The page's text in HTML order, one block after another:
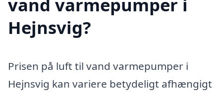
vand varmepumper i
Hejnsvig?
Prisen på luft til vand varmepumper i
Hejnsvig kan variere betydeligt afhængigt